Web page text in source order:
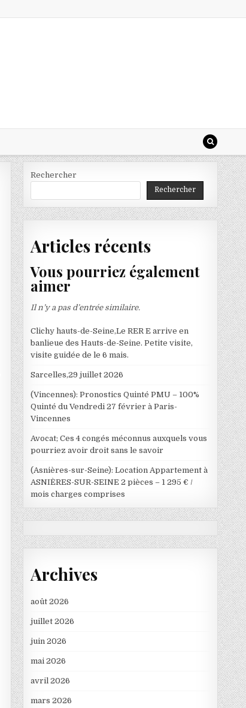
Rechercher
Rechercher
Articles récents
Vous pourriez également
aimer
Il n’y a pas d’entrée similaire.
Clichy hauts-de-Seine,Le RER E arrive en
banlieue des Hauts-de-Seine. Petite visite,
visite guidée de le 6 mais.
Sarcelles,29 juillet 2026
(Vincennes): Pronostics Quinté PMU – 100%
Quinté du Vendredi 27 février à Paris-
Vincennes
Avocat; Ces 4 congés méconnus auxquels vous
pourriez avoir droit sans le savoir
(Asnières-sur-Seine): Location Appartement à
ASNIÈRES-SUR-SEINE 2 pièces – 1 295 € /
mois charges comprises
Archives
août 2026
juillet 2026
juin 2026
mai 2026
avril 2026
mars 2026